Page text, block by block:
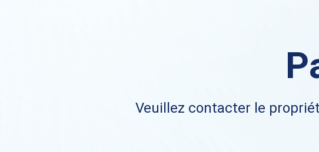
Veuillez contacter le